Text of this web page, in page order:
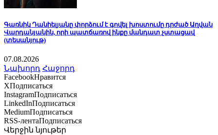
Գառնիկ Դանիելյանը փորձում է գովել խոստումը դրժած Աղվան
Վարդանյանին, որի պատճառով ինքը մանդատ չստացավ
(տեսանյութ)
07.08.2026
Նախորդ Հաջորդ
FacebookНравится
XПодписаться
InstagramПодписаться
LinkedInПодписаться
MediumПодписаться
RSS-лентаПодписаться
Վերջին նյութեր